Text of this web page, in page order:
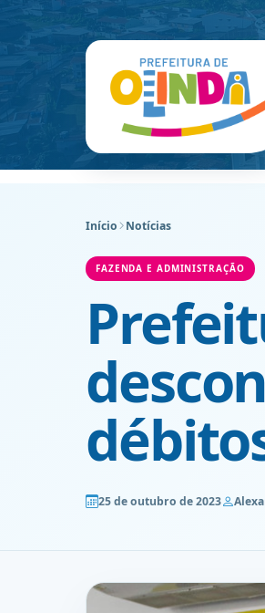
Início Notícias
FAZENDA E ADMINISTRAÇÃO
25 de outubro de 2023